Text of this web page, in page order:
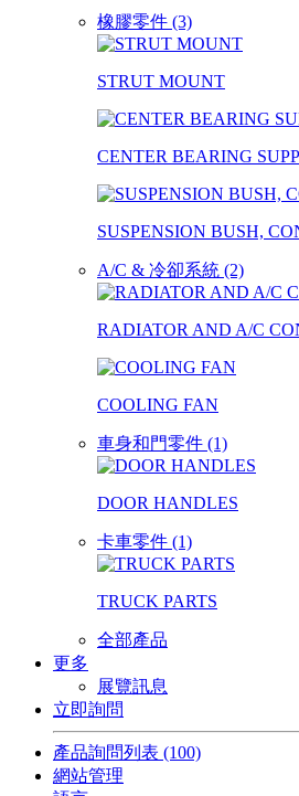
橡膠零件 (3)
STRUT MOUNT
CENTER BEARING
SUSPENSION BUSH,
A/C & 冷卻系統 (2)
RADIATOR AND A/C
COOLING FAN
車身和門零件 (1)
DOOR HANDLES
卡車零件 (1)
TRUCK PARTS
全部產品
更多
展覽訊息
立即詢問
產品詢問列表 (100)
網站管理